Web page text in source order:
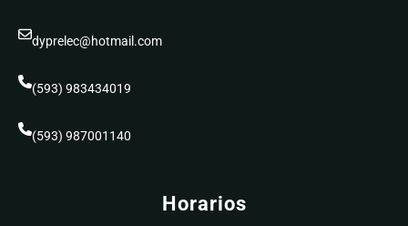
dyprelec@hotmail.com
(593) 983434019
(593) 987001140
Horarios